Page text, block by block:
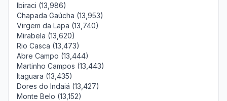
Ibiraci (13,986)
Chapada Gaúcha (13,953)
Virgem da Lapa (13,740)
Mirabela (13,620)
Rio Casca (13,473)
Abre Campo (13,444)
Martinho Campos (13,443)
Itaguara (13,435)
Dores do Indaiá (13,427)
Monte Belo (13,152)